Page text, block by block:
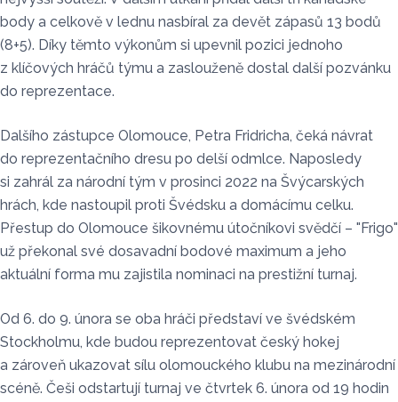
body a celkově v lednu nasbíral za devět zápasů 13 bodů
(8+5). Díky těmto výkonům si upevnil pozici jednoho
z klíčových hráčů týmu a zaslouženě dostal další pozvánku
do reprezentace.
Dalšího zástupce Olomouce, Petra Fridricha, čeká návrat
do reprezentačního dresu po delší odmlce. Naposledy
si zahrál za národní tým v prosinci 2022 na Švýcarských
hrách, kde nastoupil proti Švédsku a domácímu celku.
Přestup do Olomouce šikovnému útočníkovi svědčí – "Frigo"
už překonal své dosavadní bodové maximum a jeho
aktuální forma mu zajistila nominaci na prestižní turnaj.
Od 6. do 9. února se oba hráči představí ve švédském
Stockholmu, kde budou reprezentovat český hokej
a zároveň ukazovat sílu olomouckého klubu na mezinárodní
scéně. Češi odstartují turnaj ve čtvrtek 6. února od 19 hodin